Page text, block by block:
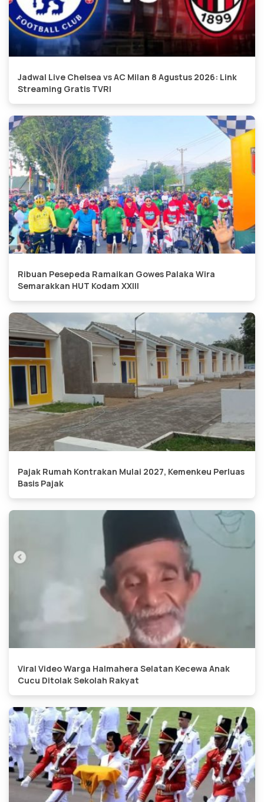
Jadwal Live Chelsea vs AC Milan 8 Agustus 2026: Link
Streaming Gratis TVRI
Ribuan Pesepeda Ramaikan Gowes Palaka Wira
Semarakkan HUT Kodam XXIII
Pajak Rumah Kontrakan Mulai 2027, Kemenkeu Perluas
Basis Pajak
Viral Video Warga Halmahera Selatan Kecewa Anak
Cucu Ditolak Sekolah Rakyat